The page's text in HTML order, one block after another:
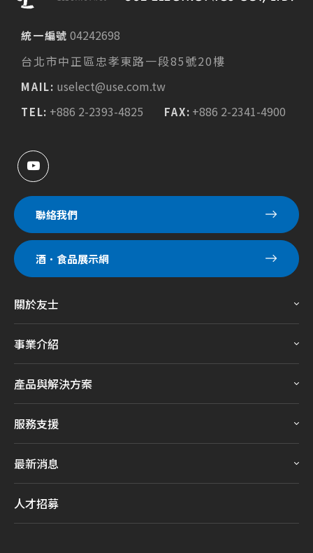
統一編號 04242698
台北市中正區忠孝東路一段85號20樓
MAIL: uselect@use.com.tw
TEL: +886 2-2393-4825 FAX: +886 2-2341-4900
聯絡我們
酒．食品展示網
關於友士
事業介紹
產品與解決方案
服務支援
最新消息
人才招募